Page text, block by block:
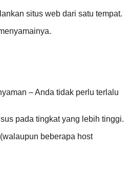
situs web dari satu tempat.
– Anda tidak perlu terlalu
pada tingkat yang lebih tinggi.
beberapa host